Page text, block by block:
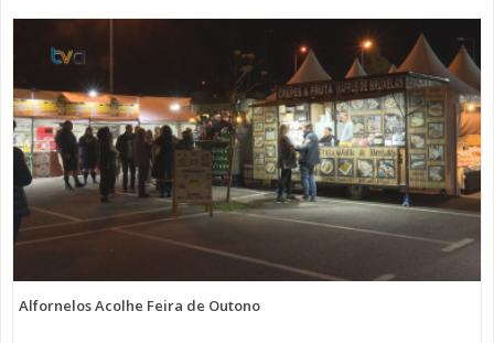
Alfornelos Acolhe Feira de Outono